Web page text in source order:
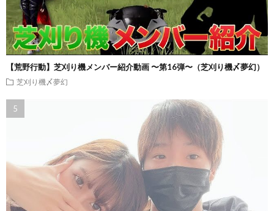
【荒野行動】芝刈り機メンバー紹介動画 〜第16弾〜（芝刈り機〆夢幻）
芝刈り機〆夢幻